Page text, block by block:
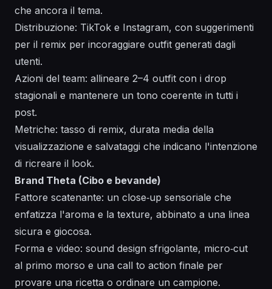
che ancora il tema.
Distribuzione: TikTok e Instagram, con suggerimenti
per il remix per incoraggiare outfit generati dagli
utenti.
Azioni del team: allineare 2–4 outfit con i drop
stagionali e mantenere un tono coerente in tutti i
post.
Metriche: tasso di remix, durata media della
visualizzazione e salvataggi che indicano l'intenzione
di ricreare il look.
Brand Theta (Cibo e bevande)
Fattore scatenante: un close‑up sensoriale che
enfatizza l'aroma e la texture, abbinato a una linea
sicura e giocosa.
Forma e video: sound design sfrigolante, micro‑cut
al primo morso e una call to action finale per
provare una ricetta o ordinare un campione.